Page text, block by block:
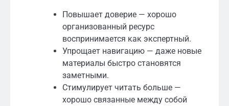
Повышает доверие — хорошо
организованный ресурс
воспринимается как экспертный.
Упрощает навигацию — даже новые
материалы быстро становятся
заметными.
Стимулирует читать больше —
хорошо связанные между собой